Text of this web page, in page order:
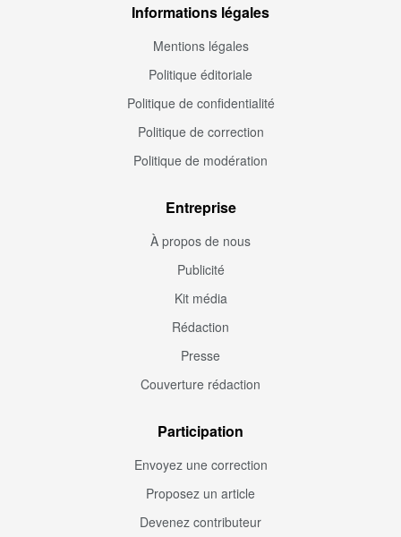
Informations légales
Mentions légales
Politique éditoriale
Politique de confidentialité
Politique de correction
Politique de modération
Entreprise
À propos de nous
Publicité
Kit média
Rédaction
Presse
Couverture rédaction
Participation
Envoyez une correction
Proposez un article
Devenez contributeur